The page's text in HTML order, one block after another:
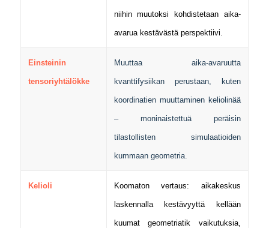
niihin muutoksi kohdistetaan aika-
avarua kestävästä perspektiivi.
Einsteinin
tensoriyhtälökke
Muuttaa aika-avaruutta
kvanttifysiikan perustaan, kuten
koordinatien muuttaminen keliolinää
– moninaistettuä peräisin
tilastollisten simulaatioiden
kummaan geometria.
Kelioli Koomaton vertaus: aikakeskus
laskennalla kestävyyttä kellään
kuumat geometriatik vaikutuksia,